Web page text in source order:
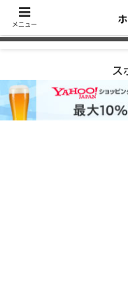
ス
メニュー